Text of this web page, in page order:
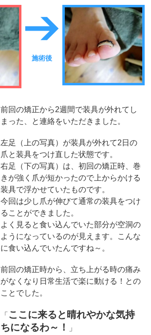
施術後
前回の矯正から2週間で装具が外れてし
まった、と連絡をいただきました。
左足（上の写真）が装具が外れて2日の
爪と装具をつけ直した状態です。
右足（下の写真）は、初回の矯正時、巻
きが強く爪が短かったので上からかける
装具で浮かせていたものです。
今回は少し爪が伸びて通常の装具をつけ
ることができました。
よく見ると食い込んでいた部分が空洞の
ようになっているのが見えます。こんな
に食い込んでいたんですね～。
前回の矯正時から、立ち上がる時の痛み
がなくなり日常生活で楽に動ける！との
ことでした。
「 ここに来ると晴れやかな気持
ちになるわ～！
」